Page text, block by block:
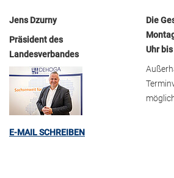
Jens Dzurny
Präsident des
Landesverbandes
E-MAIL SCHREIBEN
Die
Uhr